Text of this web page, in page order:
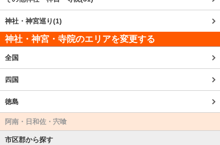
神社・神宮巡り(1)
神社・神宮・寺院のエリアを変更する
全国
四国
徳島
阿南・日和佐・宍喰
市区郡から探す